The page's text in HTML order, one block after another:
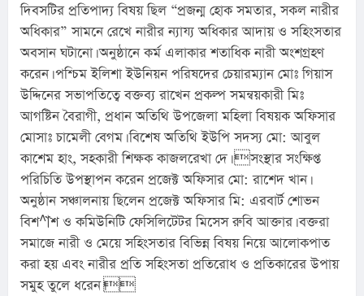
দিবসটির প্রতিপাদ্য বিষয় ছিল “প্রজন্ম হোক সমতার, সকল নারীর
অধিকার” সামনে রেখে নারীর ন্যায্য অধিকার আদায় ও সহিংসতার
অবসান ঘটানো। অনুষ্ঠানে কর্ম এলাকার শতাধিক নারী অংশগ্রহণ
করেন। পশ্চিম ইলিশা ইউনিয়ন পরিষদের চেয়ারম্যান মোঃ গিয়াস
উদ্দিনের সভাপতিত্বে বক্তব্য রাখেন প্রকল্প সমন্বয়কারী মিঃ
আগষ্টিন বৈরাগী, প্রধান অতিথি উপজেলা মহিলা বিষয়ক অফিসার
মোসাঃ চামেলী বেগম। বিশেষ অতিথি ইউপি সদস্য মো: আবুল
কাশেম হাং, সহকারী শিক্ষক কাজলরেখা দে। সংস্থার সংক্ষিপ্ত
পরিচিতি উপস্থাপন করেন প্রজেক্ট অফিসার মো: রাশেদ খান।
অনুষ্ঠান সঞ্চালনায় ছিলেন প্রজেক্ট অফিসার মি: এরবার্ট শোভন
বিশ^াশ ও কমিউনিটি ফেসিলিটেটর মিসেস রুবি আক্তার। বক্তরা
সমাজে নারী ও মেয়ে সহিংসতার বিভিন্ন বিষয় নিয়ে আলোকপাত
করা হয় এবং নারীর প্রতি সহিংসতা প্রতিরোধ ও প্রতিকারের উপায়
সমুহ তুলে ধরেন।